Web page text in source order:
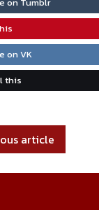
on VK
this
article